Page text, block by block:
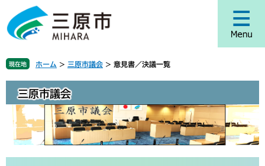
ジ
頭
で
。
ュ
飛
ば
て
現在地 ホーム > 三原市議会 > 意見書／決議一覧
三原市議会